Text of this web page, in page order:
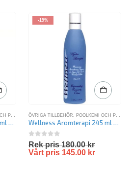
,SPAKEMIKALIER
Wellness Aromterapi 245 ml – Cedarwood
-19%
ÖVRIGA TILLBEHÖR POOLKEMI OCH POOLVÅRD
Wellness Aromterapi 245 ml – Rosemary Citrus
0out of 5
Rek pris180.00kr
Vårt pris 145.00 kr